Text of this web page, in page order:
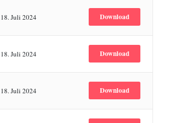
18. Juli 2024 Download
18. Juli 2024 Download
18. Juli 2024 Download